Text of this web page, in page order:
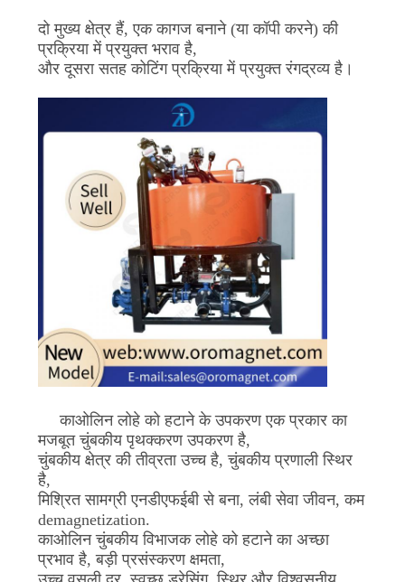
दो मुख्य क्षेत्र हैं, एक कागज बनाने (या कॉपी करने) की
प्रक्रिया में प्रयुक्त भराव है,
और दूसरा सतह कोटिंग प्रक्रिया में प्रयुक्त रंगद्रव्य है।
काओलिन लोहे को हटाने के उपकरण एक प्रकार का
मजबूत चुंबकीय पृथक्करण उपकरण है,
चुंबकीय क्षेत्र की तीव्रता उच्च है, चुंबकीय प्रणाली स्थिर
है,
मिश्रित सामग्री एनडीएफईबी से बना, लंबी सेवा जीवन, कम
demagnetization.
काओलिन चुंबकीय विभाजक लोहे को हटाने का अच्छा
प्रभाव है, बड़ी प्रसंस्करण क्षमता,